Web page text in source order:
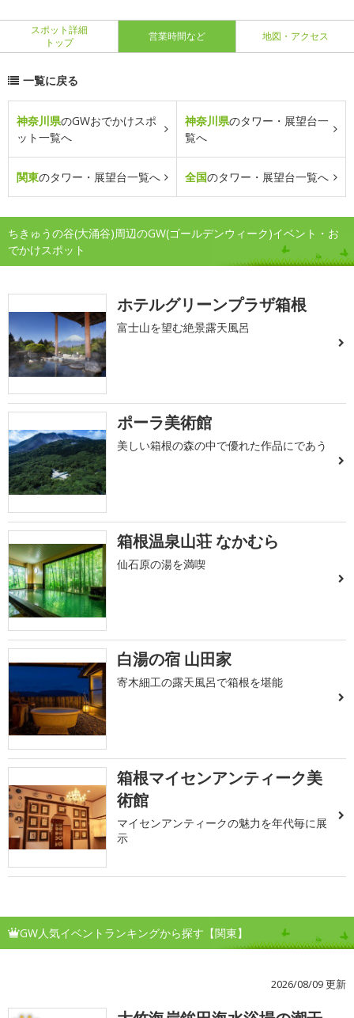
スポット詳細
トップ
営業時間など 地図・アクセス
一覧に戻る
神奈川県のGWおでかけスポ
ット一覧へ
神奈川県のタワー・展望台一
覧へ
関東のタワー・展望台一覧へ 全国のタワー・展望台一覧へ
ちきゅうの谷(大涌谷)周辺のGW(ゴールデンウィーク)イベント・お
でかけスポット
ホテルグリーンプラザ箱根
富士山を望む絶景露天風呂
ポーラ美術館
美しい箱根の森の中で優れた作品にであう
箱根温泉山荘 なかむら
仙石原の湯を満喫
白湯の宿 山田家
寄木細工の露天風呂で箱根を堪能
箱根マイセンアンティーク美
術館
マイセンアンティークの魅力を年代毎に展
示
GW人気イベントランキングから探す【関東】
2026/08/09 更新